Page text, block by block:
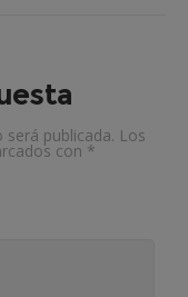
publicada. Los
con *